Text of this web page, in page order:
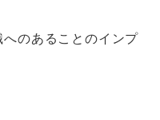
のあることのインプ